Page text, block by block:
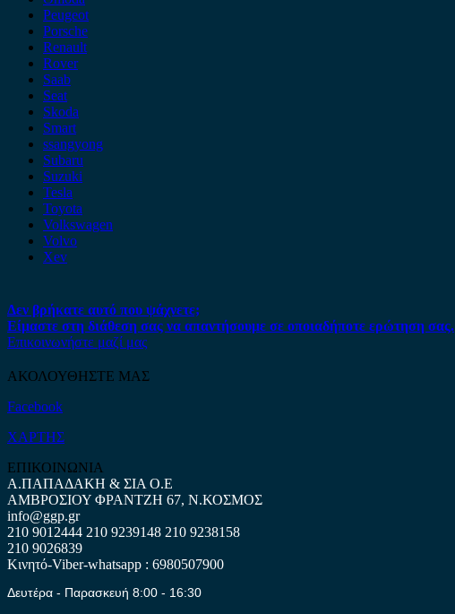
Peugeot
Porsche
Renault
Rover
Saab
Seat
Skoda
Smart
ssangyong
Subaru
Suzuki
Tesla
Toyota
Volkswagen
Volvo
Xev
Δεν βρήκατε αυτό που ψάχνετε;
Είμαστε στη διάθεση σας να απαντήσουμε σε οποιαδήποτε ερώτηση σας.
Επικοινωνήστε μαζί μας
ΑΚΟΛΟΥΘΗΣΤΕ ΜΑΣ
Facebook
ΧΑΡΤΗΣ
ΕΠΙΚΟΙΝΩΝΙΑ
Α.ΠΑΠΑΔΑΚΗ & ΣΙΑ Ο.Ε
ΑΜΒΡΟΣΙΟΥ ΦΡΑΝΤΖΗ 67, Ν.ΚΟΣΜΟΣ
info@ggp.gr
210 9012444 210 9239148 210 9238158
210 9026839
Κινητό-Viber-whatsapp : 6980507900
Δευτέρα - Παρασκευή 8:00 - 16:30